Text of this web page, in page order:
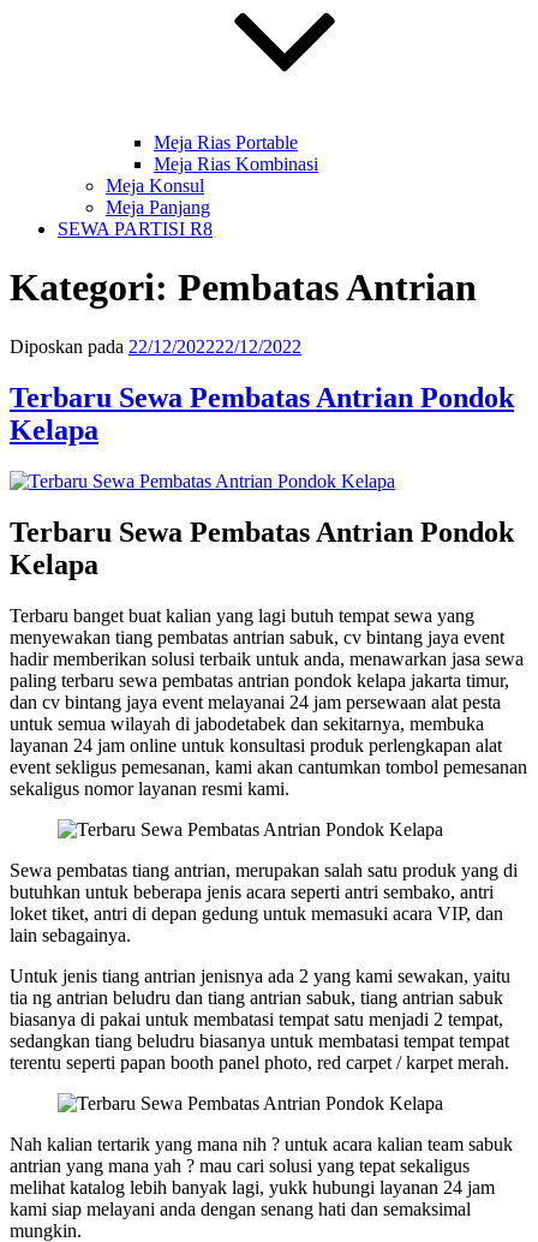
Meja Rias Portable
Meja Rias Kombinasi
Meja Konsul
Meja Panjang
SEWA PARTISI R8
Kategori: Pembatas Antrian
Diposkan pada 22/12/202222/12/2022
Terbaru Sewa Pembatas Antrian Pondok
Kelapa
Terbaru Sewa Pembatas Antrian Pondok
Kelapa
Terbaru banget buat kalian yang lagi butuh tempat sewa yang
menyewakan tiang pembatas antrian sabuk, cv bintang jaya event
hadir memberikan solusi terbaik untuk anda, menawarkan jasa sewa
paling terbaru sewa pembatas antrian pondok kelapa jakarta timur,
dan cv bintang jaya event melayanai 24 jam persewaan alat pesta
untuk semua wilayah di jabodetabek dan sekitarnya, membuka
layanan 24 jam online untuk konsultasi produk perlengkapan alat
event sekligus pemesanan, kami akan cantumkan tombol pemesanan
sekaligus nomor layanan resmi kami.
Sewa pembatas tiang antrian, merupakan salah satu produk yang di
butuhkan untuk beberapa jenis acara seperti antri sembako, antri
loket tiket, antri di depan gedung untuk memasuki acara VIP, dan
lain sebagainya.
Untuk jenis tiang antrian jenisnya ada 2 yang kami sewakan, yaitu
tia ng antrian beludru dan tiang antrian sabuk, tiang antrian sabuk
biasanya di pakai untuk membatasi tempat satu menjadi 2 tempat,
sedangkan tiang beludru biasanya untuk membatasi tempat tempat
terentu seperti papan booth panel photo, red carpet / karpet merah.
Nah kalian tertarik yang mana nih ? untuk acara kalian team sabuk
antrian yang mana yah ? mau cari solusi yang tepat sekaligus
melihat katalog lebih banyak lagi, yukk hubungi layanan 24 jam
kami siap melayani anda dengan senang hati dan semaksimal
mungkin.